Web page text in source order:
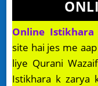
Online Istikhara
site hai jes me
liye Qurani
Istikhara k zarya